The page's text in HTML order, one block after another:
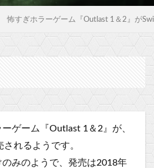
怖すぎホラーゲーム『Outlast 1＆2』が
ゲーム 『Outlast 1＆2』 が、
れるようです。
みのようで、発売は2018年